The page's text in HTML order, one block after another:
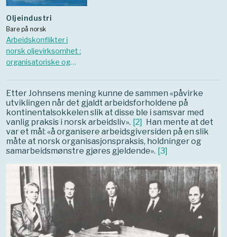
oljeindustri
Bare på norsk
Arbeidskonflikter i
norsk oljevirksomhet :
organisatoriske og
petroleumsvirksomhet
en
Etter Johnsens mening kunne de sammen «påvirke
utviklingen når det gjaldt arbeidsforholdene på
kontinentalsokkelen slik at disse ble i samsvar med
vanlig praksis i norsk arbeidsliv». [2] Han mente at det
var et mål: «å organisere arbeidsgiversiden på en slik
måte at norsk organisasjonspraksis, holdninger og
samarbeidsmønstre gjøres gjeldende». [3]